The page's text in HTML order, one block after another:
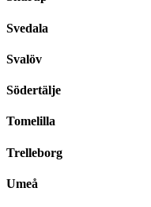
Svedala
Svalöv
Södertälje
Tomelilla
Trelleborg
Umeå